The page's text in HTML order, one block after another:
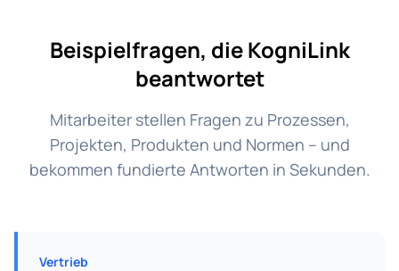
Beispielfragen, die KogniLink
beantwortet
Mitarbeiter stellen Fragen zu Prozessen,
Projekten, Produkten und Normen – und
bekommen fundierte Antworten in Sekunden.
Vertrieb